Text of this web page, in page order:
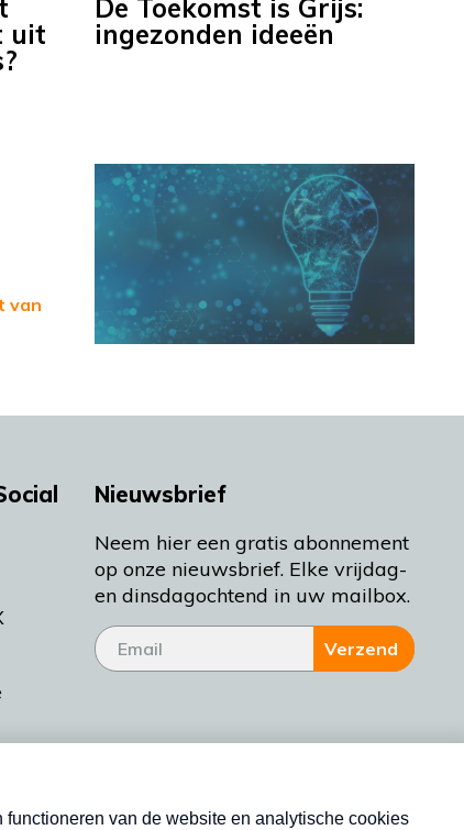
uit
De Toekomst is Grijs:
ingezonden ideeën
Nieuwsbrief
Neem hier een gratis abonnement
op onze nieuwsbrief. Elke vrijdag-
en dinsdagochtend in uw mailbox.
Verzend